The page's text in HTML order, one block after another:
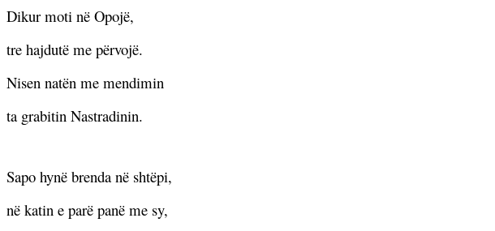
Dikur moti në Opojë,
tre hajdutë me përvojë.
Nisen natën me mendimin
ta grabitin Nastradinin.
Sapo hynë brenda në shtëpi,
në katin e parë panë me sy,